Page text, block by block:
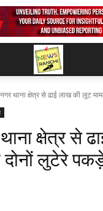
थाना क्षेत्र से ढाई लाख की लूट
क्षेत्र से
लुटेरे